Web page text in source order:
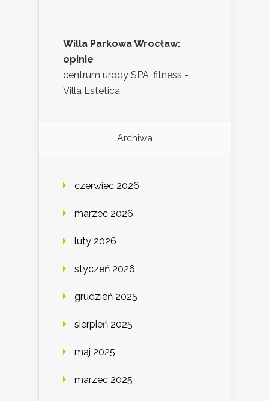
Willa Parkowa Wrocław:
opinie
centrum urody SPA, fitness -
Villa Estetica
Archiwa
czerwiec 2026
marzec 2026
luty 2026
styczeń 2026
grudzień 2025
sierpień 2025
maj 2025
marzec 2025